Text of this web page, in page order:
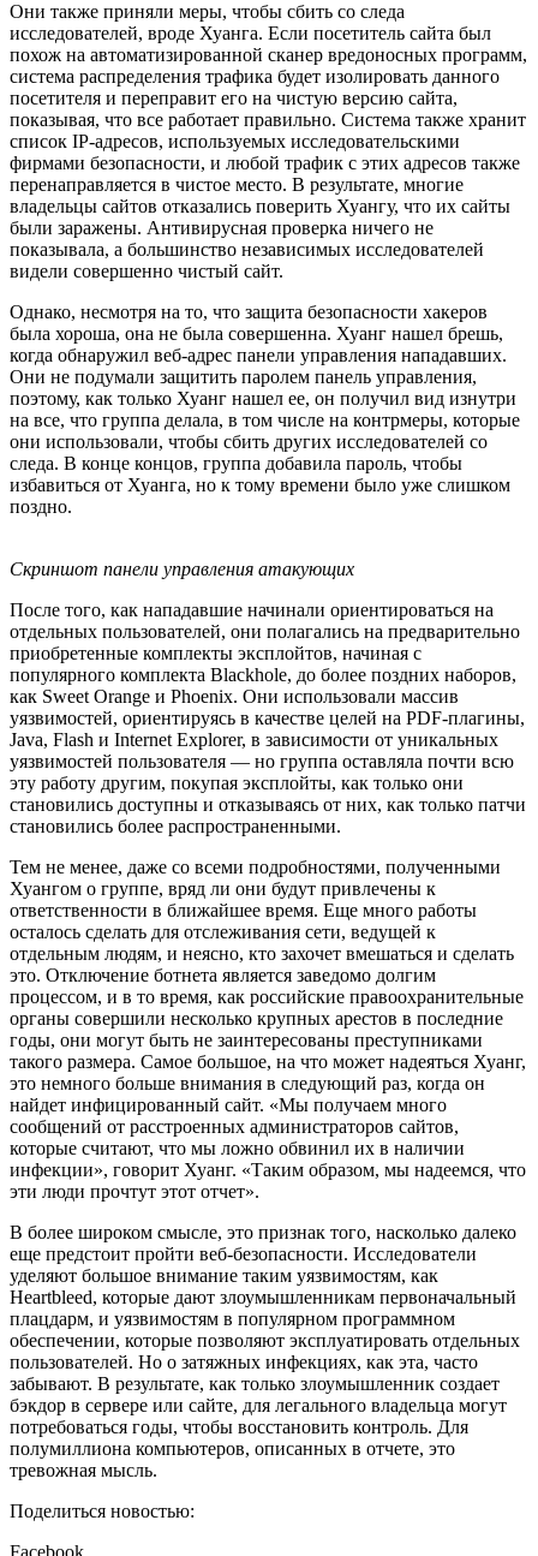
Они также приняли меры, чтобы сбить со следа
исследователей, вроде Хуанга. Если посетитель сайта был
похож на автоматизированной сканер вредоносных программ,
система распределения трафика будет изолировать данного
посетителя и переправит его на чистую версию сайта,
показывая, что все работает правильно. Система также хранит
список IP-адресов, используемых исследовательскими
фирмами безопасности, и любой трафик с этих адресов также
перенаправляется в чистое место. В результате, многие
владельцы сайтов отказались поверить Хуангу, что их сайты
были заражены. Антивирусная проверка ничего не
показывала, а большинство независимых исследователей
видели совершенно чистый сайт.
Однако, несмотря на то, что защита безопасности хакеров
была хороша, она не была совершенна. Хуанг нашел брешь,
когда обнаружил веб-адрес панели управления нападавших.
Они не подумали защитить паролем панель управления,
поэтому, как только Хуанг нашел ее, он получил вид изнутри
на все, что группа делала, в том числе на контрмеры, которые
они использовали, чтобы сбить других исследователей со
следа. В конце концов, группа добавила пароль, чтобы
избавиться от Хуанга, но к тому времени было уже слишком
поздно.
Скриншот панели управления атакующих
После того, как нападавшие начинали ориентироваться на
отдельных пользователей, они полагались на предварительно
приобретенные комплекты эксплойтов, начиная с
популярного комплекта Blackhole, до более поздних наборов,
как Sweet Orange и Phoenix. Они использовали массив
уязвимостей, ориентируясь в качестве целей на PDF-плагины,
Java, Flash и Internet Explorer, в зависимости от уникальных
уязвимостей пользователя — но группа оставляла почти всю
эту работу другим, покупая эксплойты, как только они
становились доступны и отказываясь от них, как только патчи
становились более распространенными.
Тем не менее, даже со всеми подробностями, полученными
Хуангом о группе, вряд ли они будут привлечены к
ответственности в ближайшее время. Еще много работы
осталось сделать для отслеживания сети, ведущей к
отдельным людям, и неясно, кто захочет вмешаться и сделать
это. Отключение ботнета является заведомо долгим
процессом, и в то время, как российские правоохранительные
органы совершили несколько крупных арестов в последние
годы, они могут быть не заинтересованы преступниками
такого размера. Самое большое, на что может надеяться Хуанг,
это немного больше внимания в следующий раз, когда он
найдет инфицированный сайт. «Мы получаем много
сообщений от расстроенных администраторов сайтов,
которые считают, что мы ложно обвинил их в наличии
инфекции», говорит Хуанг. «Таким образом, мы надеемся, что
эти люди прочтут этот отчет».
В более широком смысле, это признак того, насколько далеко
еще предстоит пройти веб-безопасности. Исследователи
уделяют большое внимание таким уязвимостям, как
Heartbleed, которые дают злоумышленникам первоначальный
плацдарм, и уязвимостям в популярном программном
обеспечении, которые позволяют эксплуатировать отдельных
пользователей. Но о затяжных инфекциях, как эта, часто
забывают. В результате, как только злоумышленник создает
бэкдор в сервере или сайте, для легального владельца могут
потребоваться годы, чтобы восстановить контроль. Для
полумиллиона компьютеров, описанных в отчете, это
тревожная мысль.
Поделиться новостью: